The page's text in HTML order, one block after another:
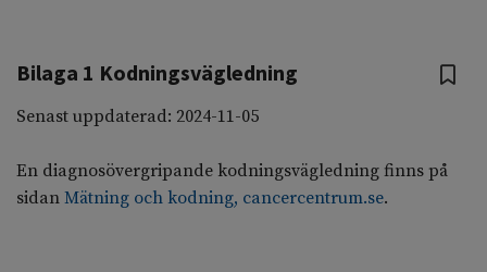
Bilaga 1 Kodningsvägledning
Senast uppdaterad: 2024-11-05
En diagnosövergripande kodningsvägledning finns på
sidan Mätning och kodning, cancercentrum.se.